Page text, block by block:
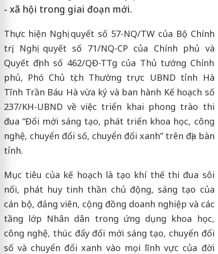
- xã hội trong giai đoạn mới.
Thực hiện Nghị quyết số 57-NQ/TW của Bộ Chính
trị, Nghị quyết số 71/NQ-CP của Chính phủ và
Quyết định số 462/QĐ-TTg của Thủ tướng Chính
phủ, Phó Chủ tịch Thường trực UBND tỉnh Hà
Tĩnh Trần Báu Hà vừa ký và ban hành Kế hoạch số
237/KH-UBND về việc triển khai phong trào thi
đua “Đổi mới sáng tạo, phát triển khoa học, công
nghệ, chuyển đổi số, chuyển đổi xanh” trên địa bàn
tỉnh.
Mục tiêu của kế hoạch là tạo khí thế thi đua sôi
nổi, phát huy tinh thần chủ động, sáng tạo của
cán bộ, đảng viên, cộng đồng doanh nghiệp và các
tầng lớp Nhân dân trong ứng dụng khoa học,
công nghệ, thúc đẩy đổi mới sáng tạo, chuyển đổi
số và chuyển đổi xanh vào mọi lĩnh vực của đời